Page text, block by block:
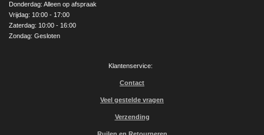
Donderdag: Alleen op afspraak
Vrijdag: 10:00 - 17:00
Zaterdag: 10:00 - 16:00
Zondag: Gesloten
Klantenservice:
Contact
Veel gestelde vragen
Verzending